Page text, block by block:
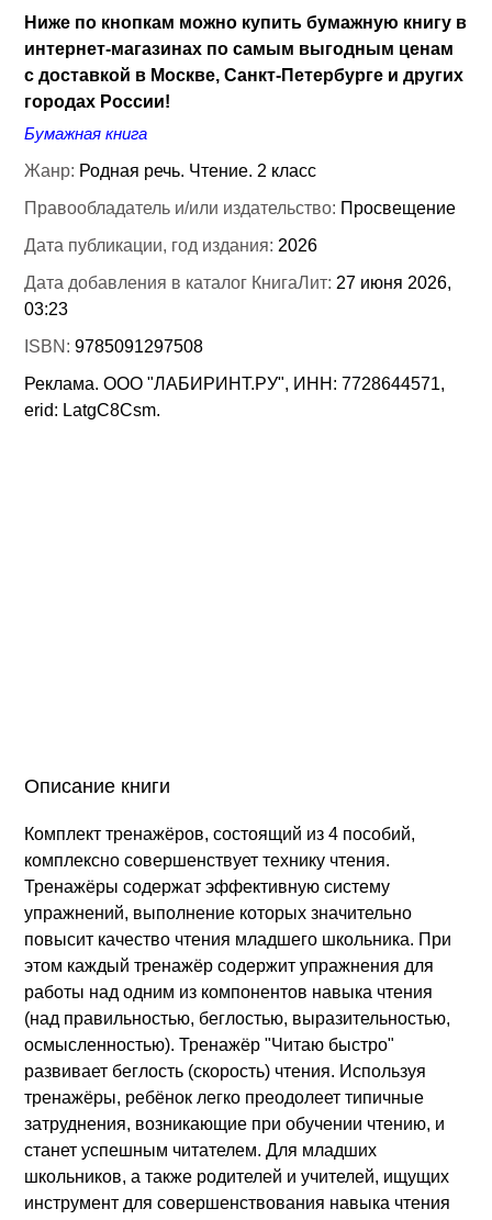
Ниже по кнопкам можно купить бумажную книгу в
интернет-магазинах по самым выгодным ценам
с доставкой в Москве, Санкт-Петербурге и других
городах России!
Бумажная книга
Жанр: Родная речь. Чтение. 2 класс
Правообладатель и/или издательство: Просвещение
Дата публикации, год издания: 2026
Дата добавления в каталог КнигаЛит: 27 июня 2026,
03:23
ISBN:9785091297508
Реклама. ООО "ЛАБИРИНТ.РУ", ИНН: 7728644571,
erid: LatgC8Csm.
Описание книги
Комплект тренажёров, состоящий из 4 пособий,
комплексно совершенствует технику чтения.
Тренажёры содержат эффективную систему
упражнений, выполнение которых значительно
повысит качество чтения младшего школьника. При
этом каждый тренажёр содержит упражнения для
работы над одним из компонентов навыка чтения
(над правильностью, беглостью, выразительностью,
осмысленностью). Тренажёр "Читаю быстро"
развивает беглость (скорость) чтения. Используя
тренажёры, ребёнок легко преодолеет типичные
затруднения, возникающие при обучении чтению, и
станет успешным читателем. Для младших
школьников, а также родителей и учителей, ищущих
инструмент для совершенствования навыка чтения